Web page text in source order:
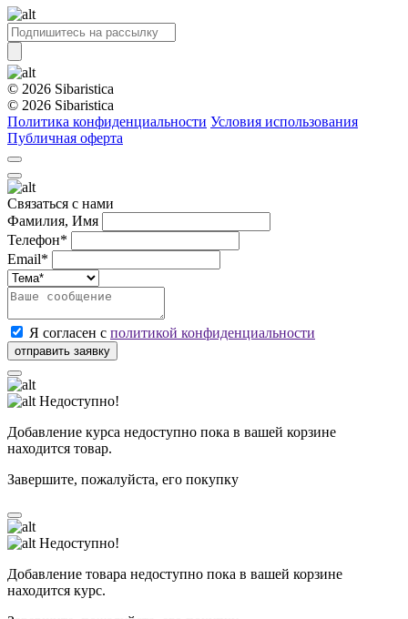
© 2026 Sibaristica
© 2026 Sibaristica
Политика конфиденциальности Условия использования
Публичная оферта
Связаться с нами
Фамилия, Имя
Телефон*
Email*
Я согласен с политикой конфиденциальности
Недоступно!
Добавление курса недоступно пока в вашей корзине
находится товар.
Завершите, пожалуйста, его покупку
Недоступно!
Добавление товара недоступно пока в вашей корзине
находится курс.